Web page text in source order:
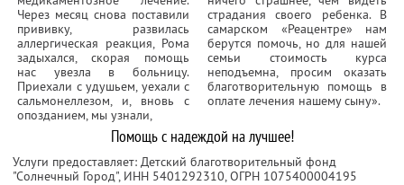
Через месяц снова поставили
прививку, развилась
аллергическая реакция, Рома
задыхался, скорая помощь
нас увезла в больницу.
Приехали с удушьем, уехали с
сальмонеллезом, и, вновь с
опозданием, мы узнали,
страдания своего ребенка. В
самарском «Реацентре» нам
берутся помочь, но для нашей
семьи стоимость курса
неподъемна, просим оказать
благотворительную помощь в
оплате лечения нашему сыну».
Помощь с надеждой на лучшее!
Услуги предоставляет: Детский благотворительный фонд
"Солнечный Город", ИНН 5401292310, ОГРН 1075400004195